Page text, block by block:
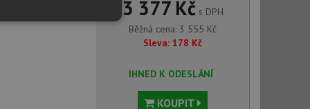
3 377 Kčs DPH
Běžná cena: 3 555 Kč
Sleva: 178 Kč
IHNED K ODESLÁNÍ
KOUPIT
Nezařazené